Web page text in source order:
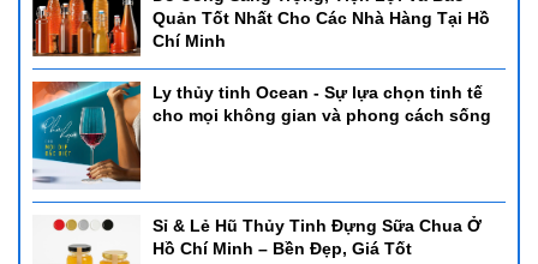
Quản Tốt Nhất Cho Các Nhà Hàng Tại Hồ
Chí Minh
Ly thủy tinh Ocean - Sự lựa chọn tinh tế
cho mọi không gian và phong cách sống
Sỉ & Lẻ Hũ Thủy Tinh Đựng Sữa Chua Ở
Hồ Chí Minh – Bền Đẹp, Giá Tốt